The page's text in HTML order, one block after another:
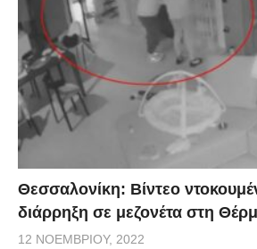
Θεσσαλονίκη: Βίντεο
διάρρηξη σε μεζονέτα στη
12 ΝΟΕΜΒΡΊΟΥ, 2022